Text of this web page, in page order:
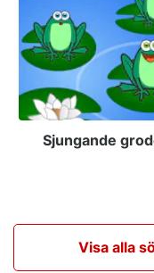
Sjungande
Visa alla